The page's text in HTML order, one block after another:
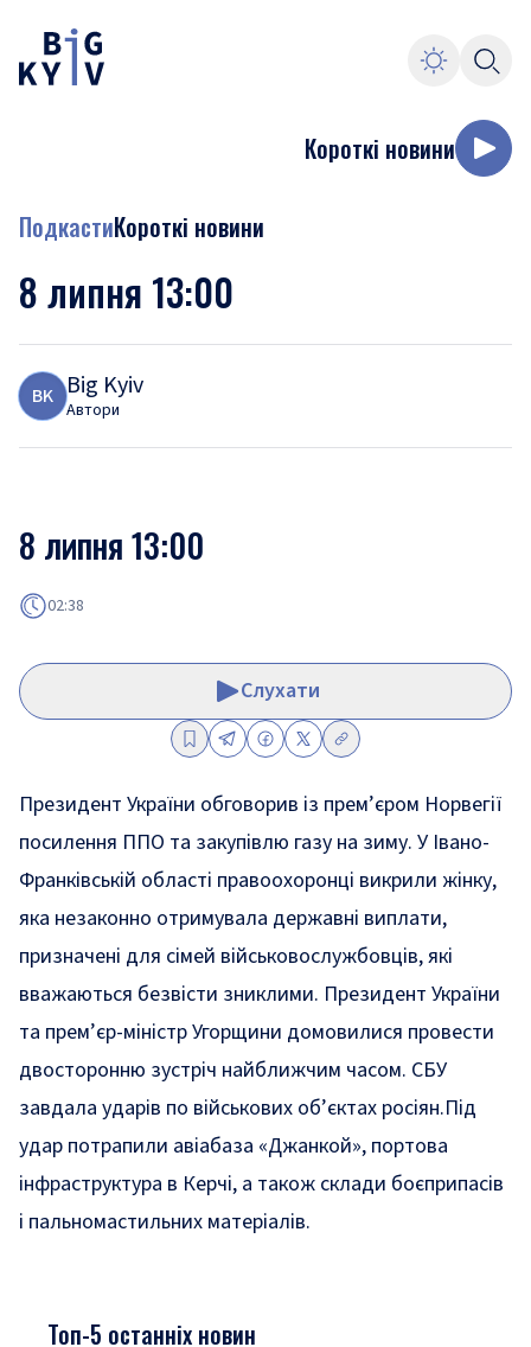
Короткі новини
ПодкастиКороткі новини
8 липня 13:00
BK Big Kyiv
Автори
8 липня 13:00
02:38
Слухати
Президент України обговорив із прем’єром Норвегії
посилення ППО та закупівлю газу на зиму. У Івано-
Франківській області правоохоронці викрили жінку,
яка незаконно отримувала державні виплати,
призначені для сімей військовослужбовців, які
вважаються безвісти зниклими. Президент України
та прем’єр-міністр Угорщини домовилися провести
двосторонню зустріч найближчим часом. СБУ
завдала ударів по військових об’єктах росіян.Під
удар потрапили авіабаза «Джанкой», портова
інфраструктура в Керчі, а також склади боєприпасів
і пальномастильних матеріалів.
Топ-5 останніх новин